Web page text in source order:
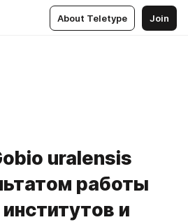
About Teletype Join
uralensis
работы
и